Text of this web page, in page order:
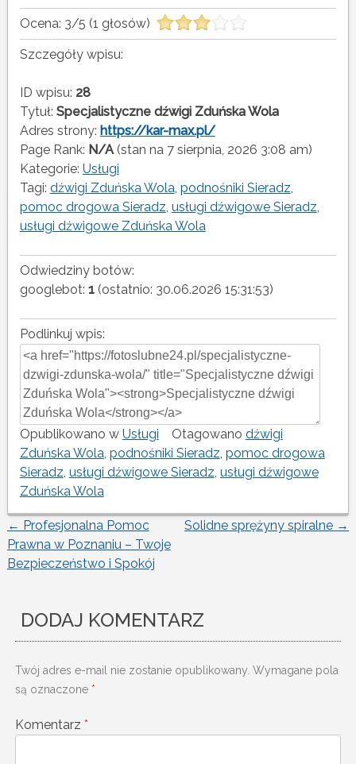
Ocena: 3/5 (1 głosów)
Szczegóły wpisu:
ID wpisu: 28
Tytuł: Specjalistyczne dźwigi Zduńska Wola
Adres strony: https://kar-max.pl/
Page Rank: N/A(stan na 7 sierpnia, 2026 3:08 am)
Kategorie: Usługi
Tagi: dźwigi Zduńska Wola, podnośniki Sieradz,
pomoc drogowa Sieradz, usługi dźwigowe Sieradz,
usługi dźwigowe Zduńska Wola
Odwiedziny botów:
googlebot: 1(ostatnio: 30.06.2026 15:31:53)
Podlinkuj wpis:
Opublikowano w Usługi Otagowano dźwigi
Zduńska Wola, podnośniki Sieradz, pomoc drogowa
Sieradz, usługi dźwigowe Sieradz, usługi dźwigowe
Zduńska Wola
Nawigacja
wpisu
← Profesjonalna Pomoc
Prawna w Poznaniu – Twoje
Bezpieczeństwo i Spokój
Solidne sprężyny spiralne →
DODAJ KOMENTARZ
Twój adres e-mail nie zostanie opublikowany. Wymagane pola
są oznaczone *
Komentarz *